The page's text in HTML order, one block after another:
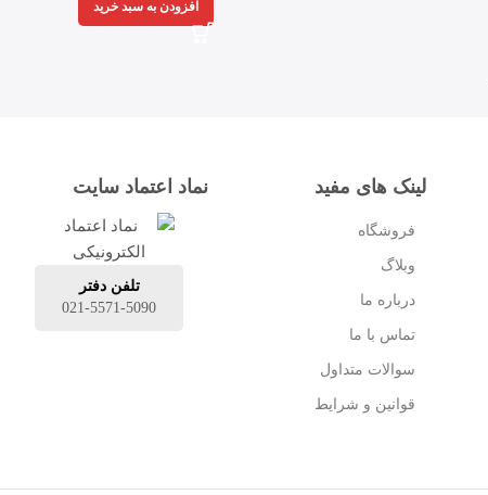
افزودن به سبد خرید
لینک های مفید
فروشگاه
وبلاگ
درباره ما
تماس با ما
سوالات متداول
قوانین و شرایط
نماد اعتماد سایت
تلفن دفتر
021-5571-5090